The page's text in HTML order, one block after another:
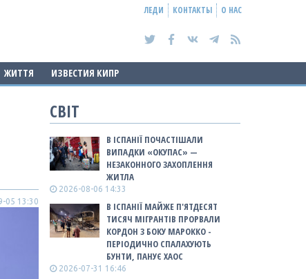
ЛЕДИ КОНТАКТЫ О НАС
ЖИТТЯ ИЗВЕСТИЯ КИПР
05 13:30
СВІТ
В ІСПАНІЇ ПОЧАСТІШАЛИ
ВИПАДКИ «ОКУПАС» —
НЕЗАКОННОГО ЗАХОПЛЕННЯ
ЖИТЛА
2026-08-06 14:33
В ІСПАНІЇ МАЙЖЕ П'ЯТДЕСЯТ
ТИСЯЧ МІГРАНТІВ ПРОРВАЛИ
КОРДОН З БОКУ МАРОККО -
ПЕРІОДИЧНО СПАЛАХУЮТЬ
БУНТИ, ПАНУЄ ХАОС
2026-07-31 16:46